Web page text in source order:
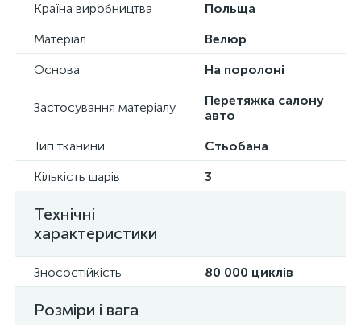
Країна виробництва
Польща
Матеріал
Велюр
Основа
На поролоні
Застосування матеріалу
Перетяжка салону
авто
Тип тканини
Стьобана
Кількість шарів
3
Технічні
характеристики
Зносостійкість 80 000 циклів
Розміри і вага